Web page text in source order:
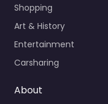
Shopping
Art & History
Entertainment
Carsharing
About